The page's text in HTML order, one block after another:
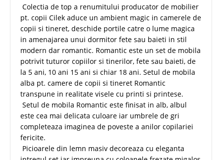
Colectia de top a renumitului producator de mobilier
pt. copii Cilek aduce un ambient magic in camerele de
copii si tineret, deschide portile catre o lume magica
in amenajarea unui dormitor fete sau baieti in stil
modern dar romantic. Romantic este un set de mobila
potrivit tuturor copiilor si tinerilor, fete sau baieti, de
la 5 ani, 10 ani 15 ani si chiar 18 ani. Setul de mobila
alba pt. camere de copii si tineret Romantic
transpune in realitate visele cu printi si printese.
Setul de mobila Romantic este finisat in alb, albul
este cea mai delicata culoare iar umbrele de gri
completeaza imaginea de poveste a anilor copilariei
fericite.
Picioarele din lemn masiv decoreaza cu eleganta